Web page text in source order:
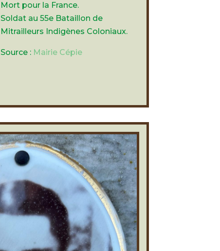
Mort pour la France.
Soldat au 55e Bataillon de
Mitrailleurs Indigènes Coloniaux.
Source : Mairie Cépie